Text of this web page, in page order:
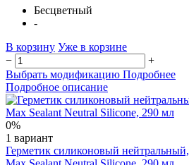
Бесцветный
-
В корзину Уже в корзине
−
+
Выбрать модификацию Подробнее
Подробное описание
0%
1 вариант
Герметик силиконовый